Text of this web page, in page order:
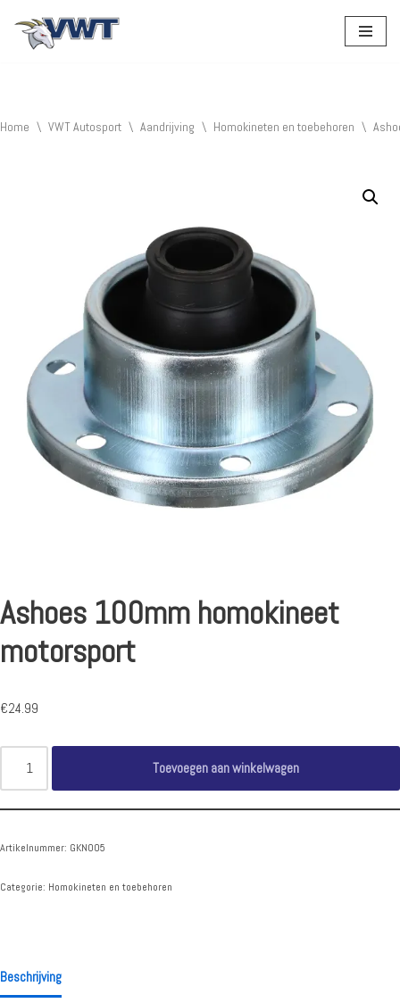
Home \ VWT Autosport \ Aandrijving \ Homokineten en toebehoren \
Ashoes 100mm homokineet
motorsport
€24.99
Toevoegen aan winkelwagen
Artikelnummer: GKN005
Categorie: Homokineten en toebehoren
Beschrijving